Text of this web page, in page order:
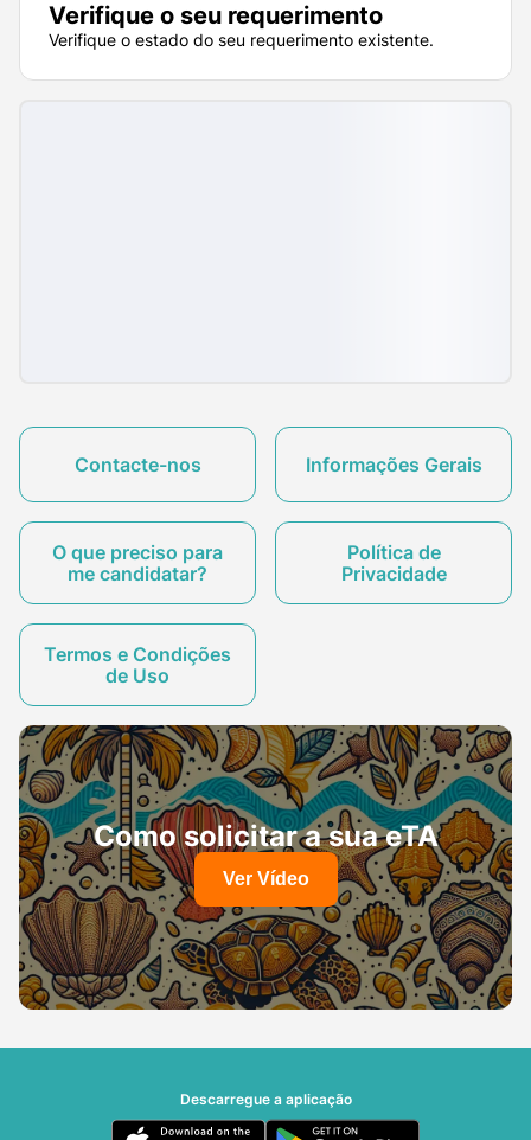
Verifique o seu requerimento
Verifique o estado do seu requerimento existente.
Contacte-nos Informações Gerais
O que preciso para
me candidatar?
Política de
Privacidade
Termos e Condições
de Uso
Como solicitar a sua eTA
Ver Vídeo
Descarregue a aplicação